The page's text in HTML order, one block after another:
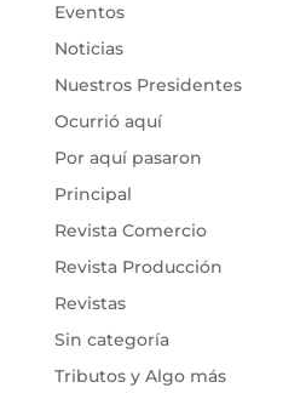
Eventos
Noticias
Nuestros Presidentes
Ocurrió aquí
Por aquí pasaron
Principal
Revista Comercio
Revista Producción
Revistas
Sin categoría
Tributos y Algo más